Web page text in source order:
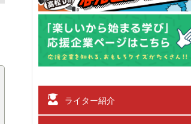
ライター紹介